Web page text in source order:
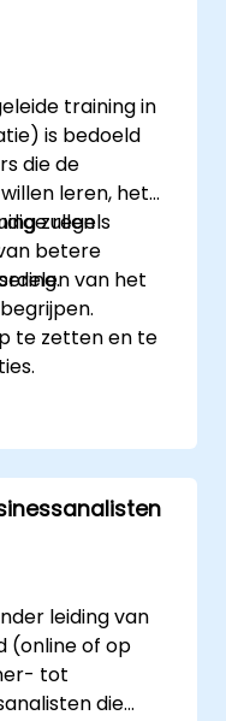
training in
is bedoeld
die de
leren, het
regels
betere
zullen
van het
te zetten en te
voor
scenario’s
leiding van
(online of op
tot
die